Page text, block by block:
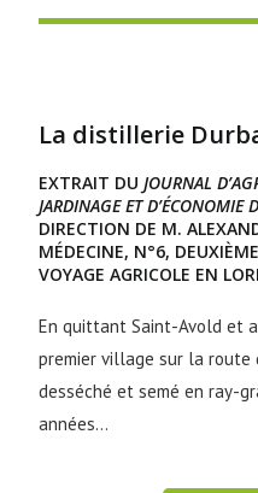
La distillerie
EXTRAIT DUJOURNAL
JARDINAGE ET D’ÉCONOMIE
DIRECTION DE M.
MÉDECINE, N°6,
VOYAGE AGRICOLE EN
En quittant Saint-Avold et
premier village sur la route
desséché et semé en ray-
années…